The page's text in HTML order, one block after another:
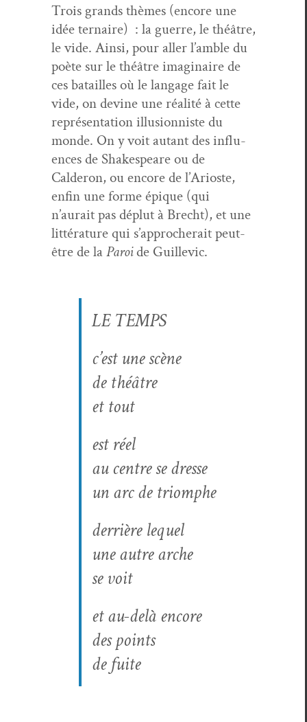
Trois grands thèmes (encore une
idée ter­naire) : la guerre, le théâtre,
le vide. Ain­si, pour aller l’amble du
poète sur le théâtre imag­i­naire de
ces batailles où le lan­gage fait le
vide, on devine une réal­ité à cette
représen­ta­tion illu­sion­niste du
monde. On y voit autant des influ­
ences de Shake­speare ou de
Calderon, ou encore de l’Arioste,
enfin une forme épique (qui
n’aurait pas déplut à Brecht), et une
lit­téra­ture qui s’approcherait peut-
être de laParoide Guillevic.
LE TEMPS
c’est une scène
de théâtre
et tout
est réel
au cen­tre se dresse
un arc de triomphe
der­rière lequel
une autre arche
se voit
et au-delà encore
des points
de fuite